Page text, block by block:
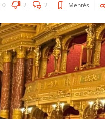
0 2 2 Mentés